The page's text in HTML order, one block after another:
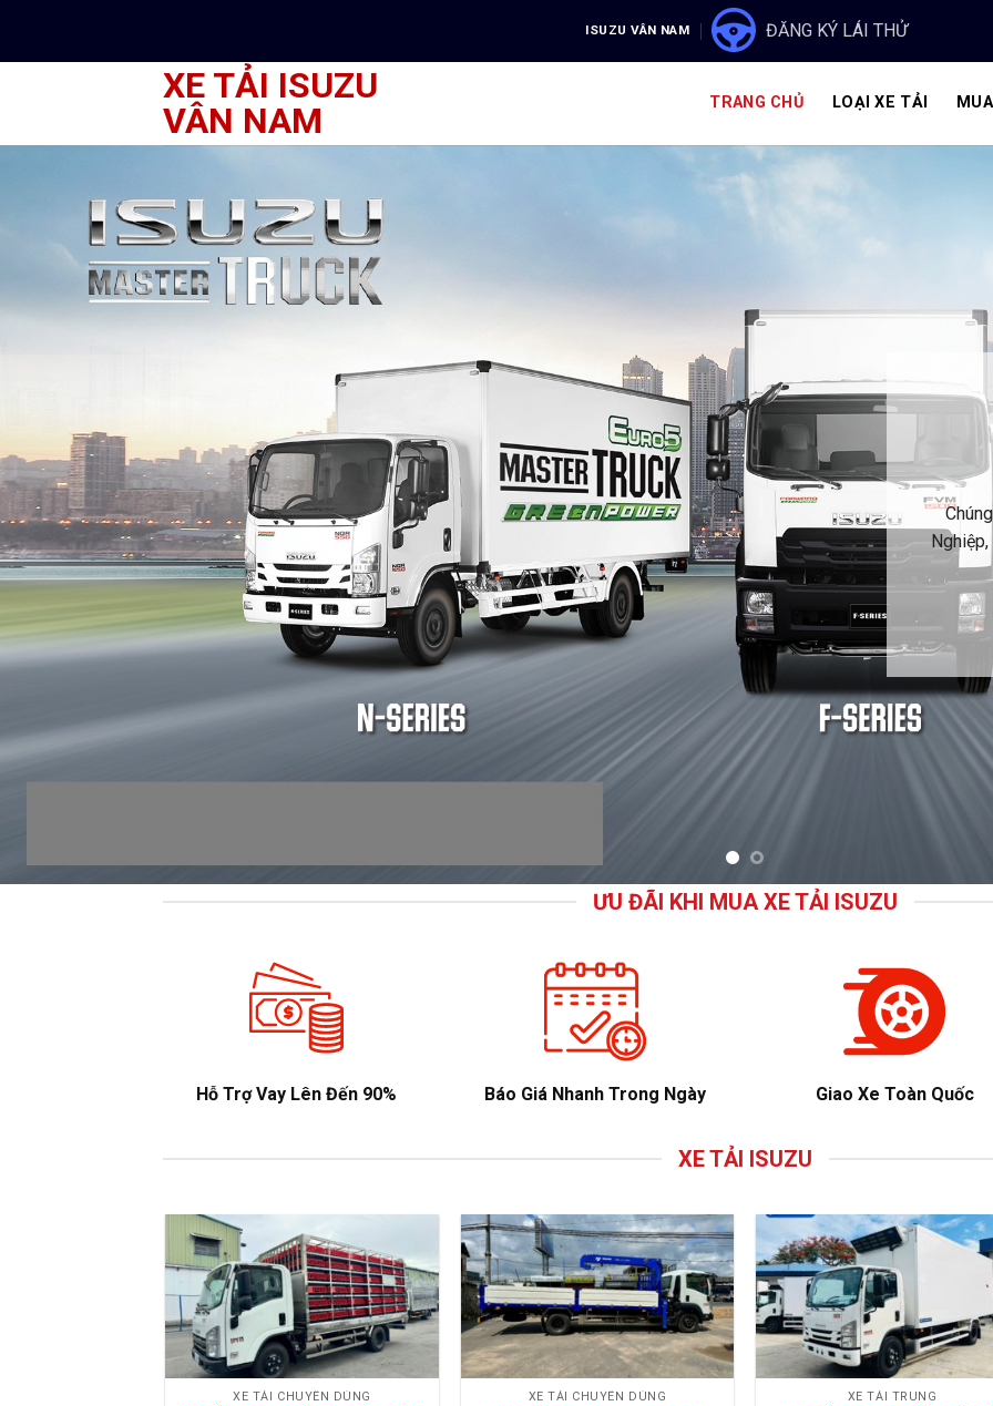
content
ISUZU VÂN NAM ĐĂNG KÝ LÁI THỬ
XE TẢI ISUZU
VÂN NAM
TRANG CHỦ LOẠI XE TẢI
Sở
nhiên liệu
chuyên
ƯU ĐÃI KHI MUA XE TẢI ISUZU
Hỗ Trợ Vay Lên Đến 90% Báo Giá Nhanh Trong Ngày Giao Xe Toàn Quốc
XE TẢI ISUZU
XE TẢI CHUYÊN DÙNG XE TẢI CHUYÊN DÙNG XE TẢI TRUNG